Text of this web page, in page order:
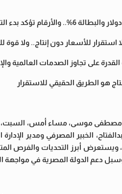
للأسعار دون إنتاج.. ولا قوة
على تجاوز الصدمات العالمية
هو الطريق الحقيقي للاستقرار
موسى، مساء أمس، السبت،
الخبير المصرفي ومدير
أبرز التحديات والفرص
دعم الدولة المصرية في مواجهة